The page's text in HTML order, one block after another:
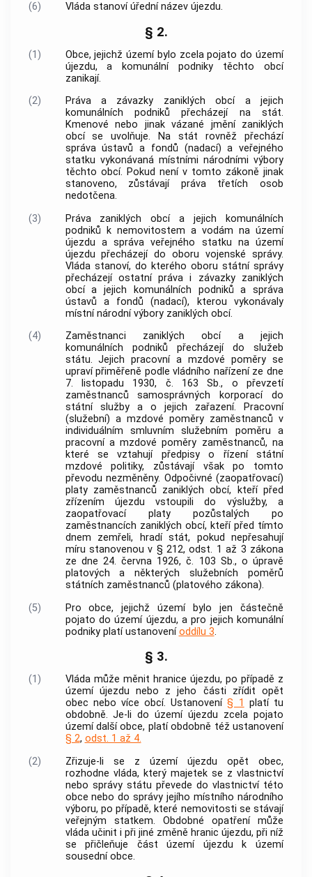
(6)
Vláda stanoví úřední název újezdu.
§ 2.
(1)
Obce, jejichž území bylo zcela pojato do území
újezdu, a komunální podniky těchto obcí
zanikají.
(2)
Práva a závazky zaniklých obcí a jejich
komunálních podniků přecházejí na stát.
Kmenové nebo jinak vázané jmění zaniklých
obcí se uvolňuje. Na stát rovněž přechází
správa ústavů a fondů (nadací) a veřejného
statku vykonávaná místními národními výbory
těchto obcí. Pokud není v tomto zákoně jinak
stanoveno, zůstávají práva třetích osob
nedotčena.
(3)
Práva zaniklých obcí a jejich komunálních
podniků k nemovitostem a vodám na území
újezdu a správa veřejného statku na území
újezdu přecházejí do oboruvojenské správy.
Vláda stanoví, do kterého oboru státní správy
přecházejí ostatní práva i závazky zaniklých
obcí a jejich komunálních podniků a správa
ústavů a fondů (nadací), kterou vykonávaly
místní národní výbory zaniklých obcí.
(4)
Zaměstnanci zaniklých obcí a jejich
komunálních podniků přecházejí do služeb
státu. Jejich pracovní a mzdové poměry se
upraví přiměřeně podle vládního nařízení ze dne
7. listopadu 1930, č. 163 Sb., o převzetí
zaměstnanců samosprávných korporací do
státní služby a o jejich zařazení. Pracovní
(služební) a mzdové poměry zaměstnanců v
individuálním smluvním služebním poměru a
pracovní a mzdové poměry zaměstnanců, na
které se vztahují předpisy o řízení státní
mzdové politiky, zůstávají však po tomto
převodu nezměněny. Odpočivné (zaopatřovací)
platy zaměstnanců zaniklých obcí, kteří před
zřízením újezdu vstoupili do výslužby, a
zaopatřovací platy pozůstalých po
zaměstnancích zaniklých obcí, kteří před tímto
dnem zemřeli, hradí stát, pokud nepřesahují
míru stanovenou v § 212, odst. 1 až 3 zákona
ze dne 24. června 1926, č. 103 Sb., o úpravě
platových a některých služebních poměrů
státních zaměstnanců (platového zákona).
(5)
Pro obce, jejichž území bylo jen částečně
pojato do území újezdu, a pro jejich komunální
podniky platí ustanoveníoddílu 3.
§ 3.
(1)
Vláda může měnit hranice újezdu, po případě z
území újezdu nebo z jeho části zřídit opět
obec nebo více obcí. Ustanovení§ 1 platí tu
obdobně. Je-li do území újezdu zcela pojato
území další obce, platí obdobně též ustanovení
§ 2, odst. 1 až 4.
(2)
Zřizuje-li se z území újezdu opět obec,
rozhodne vláda, který majetek se z vlastnictví
nebo správy státu převede do vlastnictví této
obce nebo do správy jejího místního národního
výboru, po případě, které nemovitosti se stávají
veřejným statkem. Obdobné opatření může
vláda učinit i při jiné změně hranic újezdu, při níž
se přičleňuje část území újezdu k území
sousední obce.